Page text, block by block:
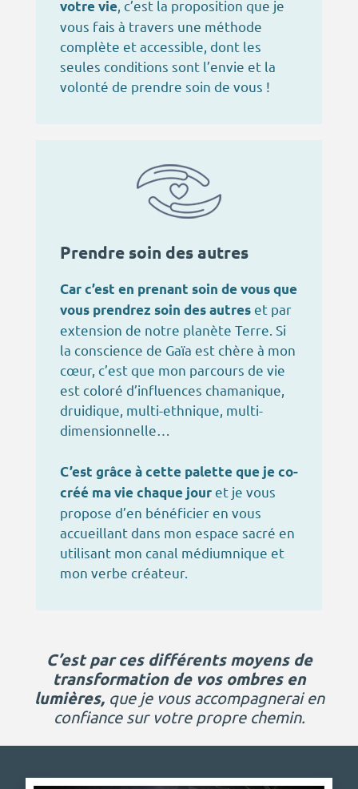
votre vie, c’est la proposition que je
vous fais à travers une méthode
complète et accessible, dont les
seules conditions sont l’envie et la
volonté de prendre soin de vous !
Prendre soin des autres
Car c’est en prenant soin de vous que
vous prendrez soin des autreset par
extension de notre planète Terre. Si
la conscience de Gaïa est chère à mon
cœur, c’est que mon parcours de vie
est coloré d’influences chamanique,
druidique, multi-ethnique, multi-
dimensionnelle…
C’est grâce à cette palette que je co-
créé ma vie chaque jouret je vous
propose d’en bénéficier en vous
accueillant dans mon espace sacré en
utilisant mon canal médiumnique et
mon verbe créateur.
C’est par ces différents moyens de
transformation de vos ombres en
lumières,que je vous accompagnerai en
confiance sur votre propre chemin.